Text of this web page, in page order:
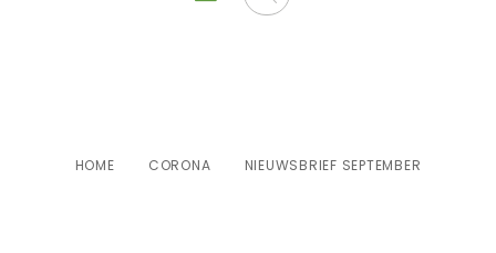
HOME CORONA NIEUWSBRIEF SEPTEMBER